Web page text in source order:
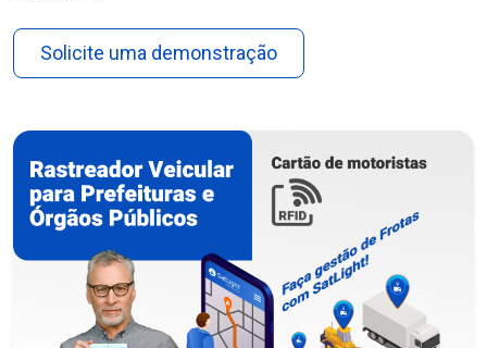
Solicite uma demonstração